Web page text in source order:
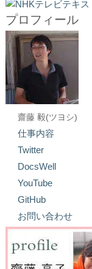
プロフィール
齋藤 毅(ツヨシ)
仕事内容
Twitter
DocsWell
YouTube
GitHub
お問い合わせ